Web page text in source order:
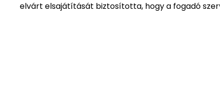
elvárt elsajátítását biztosította, hogy a fogadó